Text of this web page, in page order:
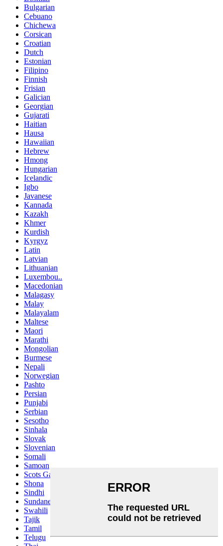
Bulgarian
Cebuano
Chichewa
Corsican
Croatian
Dutch
Estonian
Filipino
Finnish
Frisian
Galician
Georgian
Gujarati
Haitian
Hausa
Hawaiian
Hebrew
Hmong
Hungarian
Icelandic
Igbo
Javanese
Kannada
Kazakh
Khmer
Kurdish
Kyrgyz
Latin
Latvian
Lithuanian
Luxembou..
Macedonian
Malagasy
Malay
Malayalam
Maltese
Maori
Marathi
Mongolian
Burmese
Nepali
Norwegian
Pashto
Persian
Punjabi
Serbian
Sesotho
Sinhala
Slovak
Slovenian
Somali
Samoan
Scots Gaelic
Shona
Sindhi
Sundanese
Swahili
Tajik
Tamil
Telugu